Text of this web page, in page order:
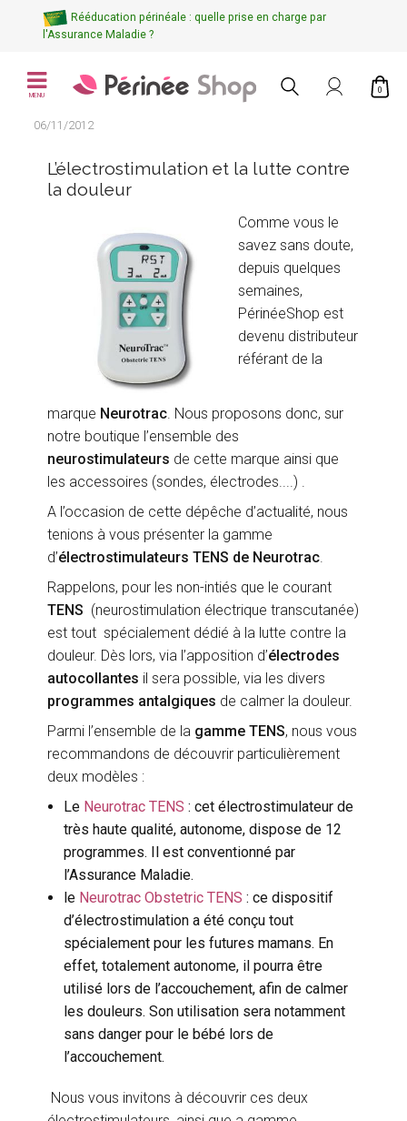
Rééducation périnéale : quelle prise en charge par
l'Assurance Maladie ?
MENU
0
06/11/2012
L’électrostimulation et la lutte contre
la douleur
Comme vous le
savez sans doute,
depuis quelques
semaines,
PérinéeShop est
devenu distributeur
référant de la
marque Neurotrac . Nous proposons donc, sur
notre boutique l’ensemble des
neurostimulateurs de cette marque ainsi que
les accessoires (sondes, électrodes....) .
A l’occasion de cette dépêche d’actualité, nous
tenions à vous présenter la gamme
d’électrostimulateurs TENS de Neurotrac
Rappelons, pour les non-intiés que le courant
TENS (neurostimulation électrique transcutanée)
est tout spécialement dédié à la lutte contre la
douleur. Dès lors, via l’apposition d’électrodes
autocollantes il sera possible, via les divers
programmes antalgiques de calmer la douleur.
Parmi l’ensemble de la gamme TENS, nous vous
recommandons de découvrir particulièrement
deux modèles :
Le Neurotrac TENS : cet électrostimulateur de
très haute qualité, autonome, dispose de 12
programmes. Il est conventionné par
l’Assurance Maladie.
le Neurotrac Obstetric TENS : ce dispositif
d’électrostimulation a été conçu tout
spécialement pour les futures mamans. En
effet, totalement autonome, il pourra être
utilisé lors de l’accouchement, afin de calmer
les douleurs. Son utilisation sera notamment
sans danger pour le bébé lors de
l’accouchement.
Nous vous invitons à découvrir ces deux